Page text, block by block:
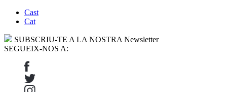
Cast
Cat
SUBSCRIU-TE A LA NOSTRA Newsletter
SEGUEIX-NOS A: